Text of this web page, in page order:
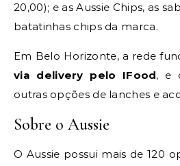
20,00); e as Aussie Chips, as
batatinhas chips da marca.
Em Belo Horizonte, a rede
via delivery pelo IFood, e
outras opções de lanches e
Sobre o Aussie
O Aussie possui mais de 120